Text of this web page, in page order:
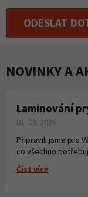
ODESLAT
NOVINKY A
Laminování
01. 08. 2026
Připravili jsme pro
co všechno
Číst více